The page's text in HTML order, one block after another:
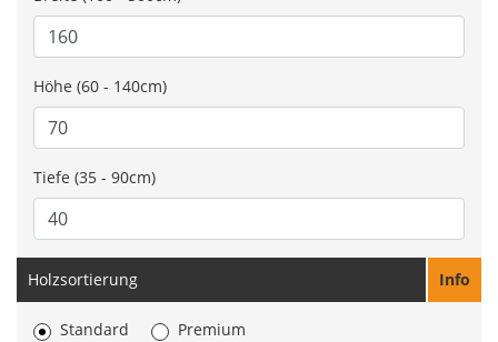
Höhe (60 - 140cm)
Tiefe (35 - 90cm)
Holzsortierung Info
Standard Premium